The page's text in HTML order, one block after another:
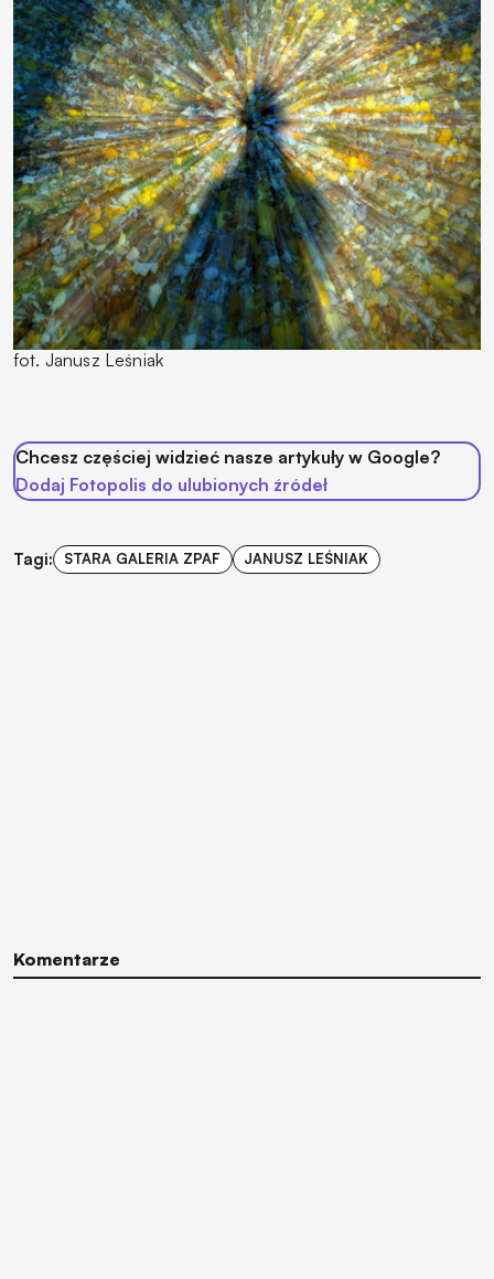
fot. Janusz Leśniak
Chcesz częściej widzieć nasze artykuły w Google?
Dodaj Fotopolis do ulubionych źródeł
Tagi: STARA GALERIA ZPAF JANUSZ LEŚNIAK
Komentarze